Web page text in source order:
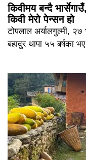
किवीमय बन्दै
किवी मेरो पेन्सन हो
टोपलाल अर्यालगुल्मी,
बहादुर थापा ५५ बर्षका भए